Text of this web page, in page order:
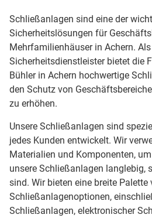
Schließanlagen sind eine der
Sicherheitslösungen für
Mehrfamilienhäuser in Achern.
Sicherheitsdienstleister bietet die
Bühler in Achern hochwertige
den Schutz von
zu erhöhen.
Unsere Schließanlagen sind
jedes Kunden entwickelt. Wir
Materialien und Komponenten,
unsere Schließanlagen langlebig,
sind. Wir bieten eine breite Palette
Schließanlagenoptionen,
Schließanlagen, elektronischer